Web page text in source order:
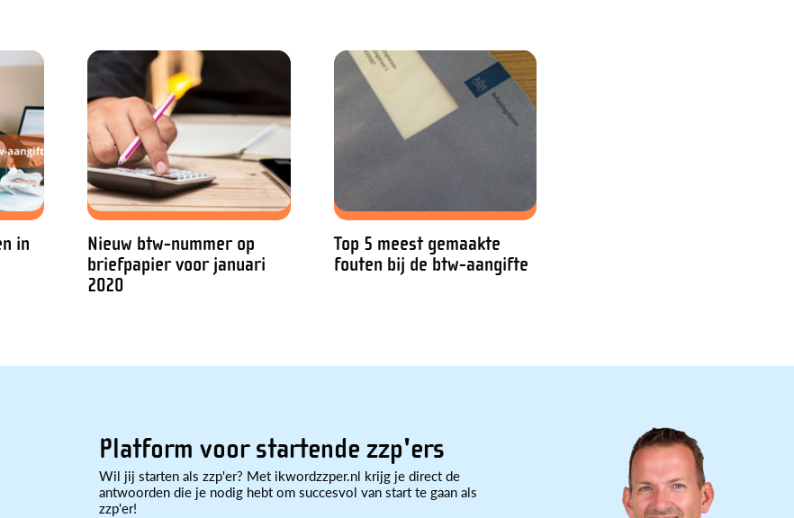
in
Nieuw btw-nummer op
briefpapier voor januari
2020
Top 5 meest gemaakte
fouten bij de btw-aangifte
Platform voor startende zzp'ers
Wil jij starten als zzp'er? Met ikwordzzper.nl krijg je direct de
antwoorden die je nodig hebt om succesvol van start te gaan als
zzp'er!